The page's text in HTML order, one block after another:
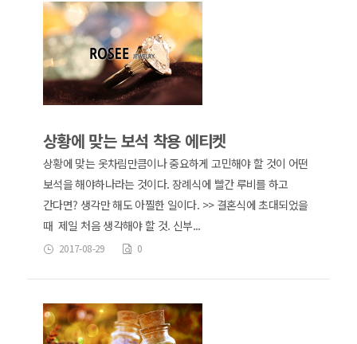
상황에 맞는 보석 착용 에티켓
상황에 맞는 옷차림만큼이나 중요하게 고민해야 할 것이 어떤
보석을 해야하나라는 것이다. 장례식에 빨간 루비를 하고
간다면? 생각만 해도 아찔한 일이다. >> 결혼식에 초대되었을
때 제일 처음 생각해야 할 것. 신부...
2017-08-29 0